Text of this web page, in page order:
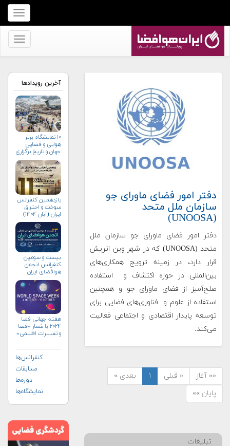
برای
نمایش
منو
برای
کنید
دفتر امور فضای ماورای جو
سازمان ملل متحد
(UNOOSA)
دفتر امور فضای ماورای جو سازمان ملل
متحد (UNOOSA) که در شهر وین اتریش
قرار دارد، در زمینه ترویج همکاری‌های
بین‌المللی در حوزه اکتشاف و استفاده
صلح‌آمیز از فضای ماورای جو و همچنین
استفاده از علوم و فناوری‌های فضایی برای
توسعه پایدار اقتصادی و اجتماعی فعالیت
می‌کند.
«« آغاز « قبلی ۱
بعدی »
پایان »»
تبلیغات
آخرین رویدادها
۱۰ نمایشگاه برتر
هوایی و فضایی
جهان و تاریخ برگزاری
آن‌ها
یازدهمین کنفرانس
سوخت و احتراق
ایران (آبان‌ ۱۴۰۴)
بیست و سومین
کنفرانس انجمن
هوافضای ايران
هفته جهانی فضا
۲۰۲۴ با شعار «فضا
و تغییرات اقلیمی»
کنفرانس‌ها
مسابقات
دوره‌ها
نمایشگاه‌ها